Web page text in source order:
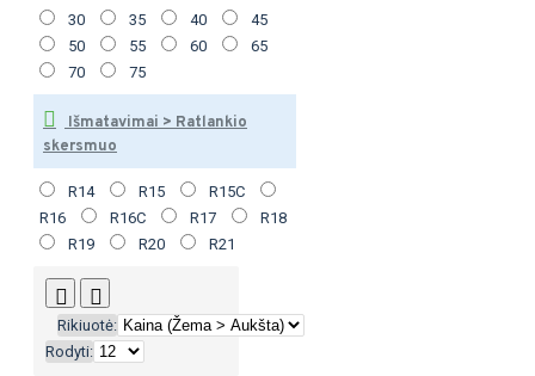
30 35 40
45
50
55 60
65
70
75
Išmatavimai > Ratlankio
skersmuo
R14 R15
R15C
R16
R16C R17
R18
R19
R20 R21
Rikiuotė:
Rodyti: